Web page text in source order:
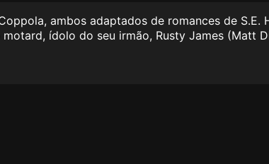
ambos adaptados de romances de S.E.
ídolo do seu irmão, Rusty James (Matt